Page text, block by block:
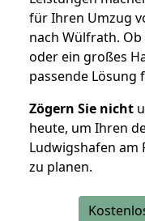
für Ihren Umzug
nach Wülfrath.
oder ein großes
passende Lösung
Zögern Sie nicht
heute, um Ihren
Ludwigshafen am
zu planen.